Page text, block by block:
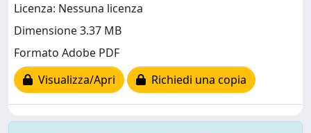
Licenza: Nessuna licenza
Dimensione 3.37 MB
Formato Adobe PDF
Visualizza/Apri
Richiedi una copia